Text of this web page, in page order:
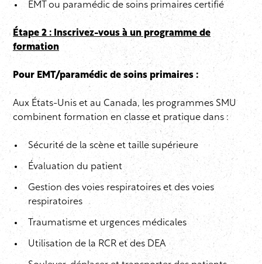
EMT ou paramédic de soins primaires certifié
Étape 2 : Inscrivez-vous à un programme de
formation
Pour EMT/paramédic de soins primaires :
Aux États-Unis et au Canada, les programmes SMU
combinent formation en classe et pratique dans :
Sécurité de la scène et taille supérieure
Évaluation du patient
Gestion des voies respiratoires et des voies
respiratoires
Traumatisme et urgences médicales
Utilisation de la RCR et des DEA